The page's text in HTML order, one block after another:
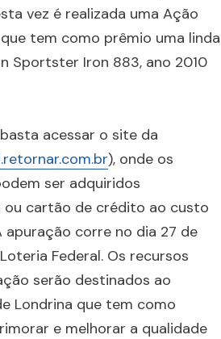
vez é realizada uma Ação
tem como prêmio uma linda
Sportster Iron 883, ano 2010
acessar o site da
), onde os
ser adquiridos
cartão de crédito ao custo
apuração corre no dia 27 de
Federal. Os recursos
serão destinados ao
Londrina que tem como
e melhorar a qualidade